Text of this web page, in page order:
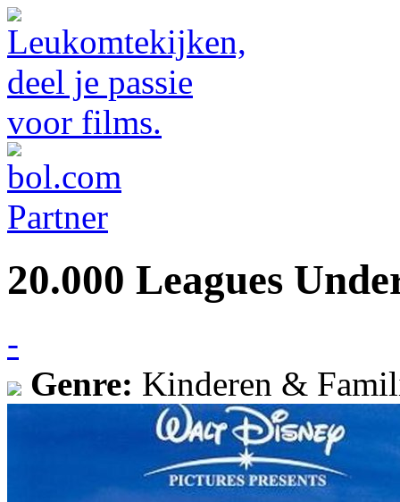
20.000 Leagues
-
Genre: Kinderen &